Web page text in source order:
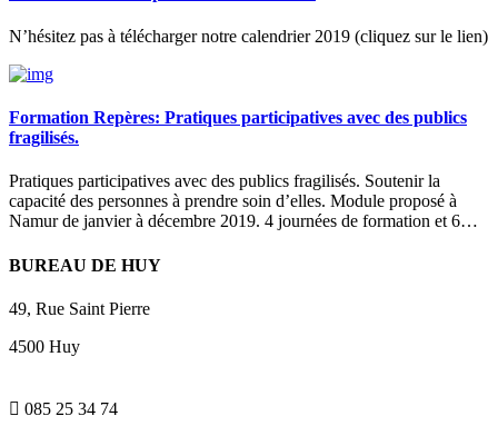
N’hésitez pas à télécharger notre calendrier 2019 (cliquez sur le lien)
Formation Repères: Pratiques participatives avec des publics
fragilisés.
Pratiques participatives avec des publics fragilisés. Soutenir la
capacité des personnes à prendre soin d’elles. Module proposé à
Namur de janvier à décembre 2019. 4 journées de formation et 6…
BUREAU DE HUY
49, Rue Saint Pierre
4500 Huy
 085 25 34 74